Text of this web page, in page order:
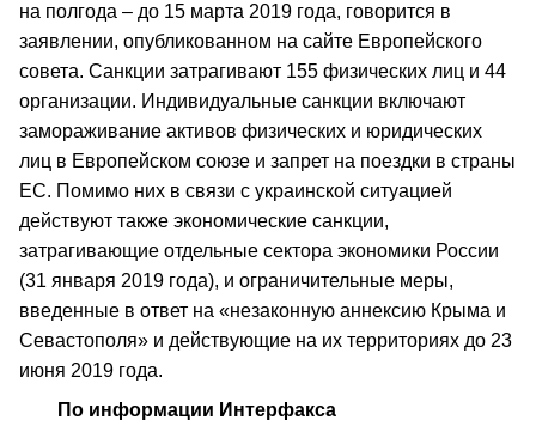
на полгода – до 15 марта 2019 года, говорится в
заявлении, опубликованном на сайте Европейского
совета. Санкции затрагивают 155 физических лиц и 44
организации. Индивидуальные санкции включают
замораживание активов физических и юридических
лиц в Европейском союзе и запрет на поездки в страны
ЕС. Помимо них в связи с украинской ситуацией
действуют также экономические санкции,
затрагивающие отдельные сектора экономики России
(31 января 2019 года), и ограничительные меры,
введенные в ответ на «незаконную аннексию Крыма и
Севастополя» и действующие на их территориях до 23
июня 2019 года.
По информации Интерфакса